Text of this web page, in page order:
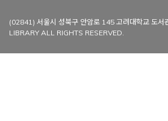
(02841) 서울시 성북구 안암로 145 고려대학교 도
LIBRARY ALL RIGHTS RESERVED.